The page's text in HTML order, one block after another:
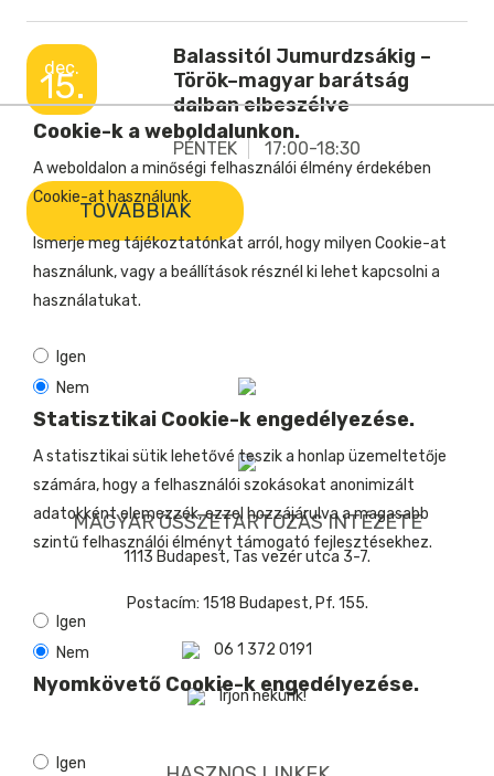
dec.
15.
Balassitól Jumurdzsákig –
Török–magyar barátság
dalban elbeszélve
PÉNTEK 17:00-18:30
TOVÁBBIAK
MAGYAR ÖSSZETARTOZÁS INTÉZETE
1113 Budapest, Tas vezér utca 3-7.
Postacím: 1518 Budapest, Pf. 155.
06 1 372 0191
Írjon nekünk!
Cookie-k a weboldalunkon.
A weboldalon a minőségi felhasználói élmény érdekében
Cookie-at használunk.
Ismerje meg tájékoztatónkat arról, hogy milyen Cookie-at
használunk, vagy a beállítások résznél ki lehet kapcsolni a
használatukat.
Igen
Nem
Statisztikai Cookie-k engedélyezése.
A statisztikai sütik lehetővé teszik a honlap üzemeltetője
számára, hogy a felhasználói szokásokat anonimizált
adatokként elemezzék, ezzel hozzájárulva a magasabb
szintű felhasználói élményt támogató fejlesztésekhez.
Igen
Nem
Nyomkövető Cookie-k engedélyezése.
Igen